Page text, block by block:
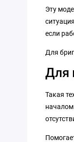
Эту
если
Для
Для
Такая
началом